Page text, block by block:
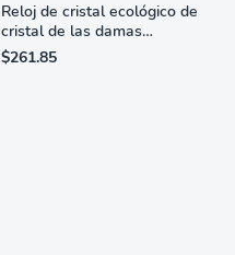
Reloj de cristal ecológico de
cristal de las damas
ciudadanas, 3 manos,
marcadores de números
$261.85